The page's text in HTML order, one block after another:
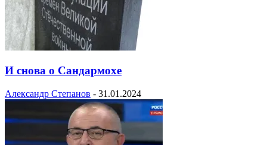
И снова о Сандармохе
Александр Степанов - 31.01.2024